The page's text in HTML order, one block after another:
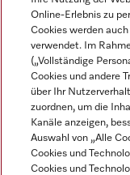
Impressum
Miele auf Instagram
Miele aufMiele
Online-Erlebnis zu
Cookies werden
verwendet. Im
(„Vollständige
Cookies und andere
über Ihr
zuordnen, um die
Kanäle anzeigen,
Auswahl von „Alle
Cookies und
Cookies und